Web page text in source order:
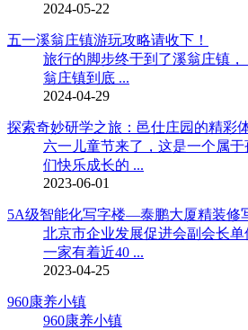
2024-05-22
五一溪翁庄镇游玩攻略请收下！
旅行的脚步终于到了溪翁庄镇
翁庄镇到底 ...
2024-04-29
探索奇妙研学之旅：邑仕庄园的精彩
六一儿童节来了，这是一个属
们快乐成长的 ...
2023-06-01
5A级智能化写字楼—泰鹏大厦精装修
北京市企业发展促进会副会长
一家有着近40 ...
2023-04-25
960康养小镇
960康养小镇